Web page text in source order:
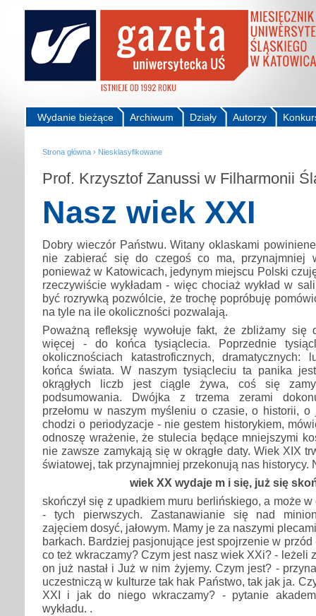
Autorzy
Działy
Archiwum
Wydanie bieżące
Strona główna › Niesklasyfikowane
Prof. Krzysztof Zanussi w Filharmonii
Nasz wiek XXI
Dobry wieczór Państwu. Witany oklaskami
nie zabierać się do czegoś co ma, przynajmniej
ponieważ w Katowicach, jedynym miejscu Polski
rzeczywiście wykładam - więc chociaż wykład w
być rozrywką pozwólcie, że trochę popróbuję
na tyle na ile okoliczności pozwalają.
Poważną refleksję wywołuje fakt, że zbliżamy
więcej - do końca tysiąclecia. Poprzednie
okolicznościach katastroficznych, dramatycznych:
końca świata. W naszym tysiącleciu ta panika
okrągłych liczb jest ciągle żywa, coś się
podsumowania. Dwójka z trzema zerami
przełomu w naszym myśleniu o czasie, o historii,
chodzi o periodyzacje - nie gestem historykiem,
odnoszę wrażenie, że stulecia będące mniejszymi
nie zawsze zamykają się w okrągłe daty. Wiek XIX
światowej, tak przynajmniej przekonują nas historycy.
wiek XX wydaje m i się, już się
skończył się z upadkiem muru berlińskiego, a może
- tych pierwszych. Zastanawianie się nad
zajęciem dosyć, jałowym. Mamy je za naszymi
barkach. Bardziej pasjonujące jest spojrzenie w
co też wkraczamy? Czym jest nasz wiek XXi? - leżeli
on już nastał i Już w nim żyjemy. Czym jest? -
uczestniczą w kulturze tak hak Państwo, tak jak ja.
XXI i jak do niego wkraczamy? - pytanie
wykładu. .